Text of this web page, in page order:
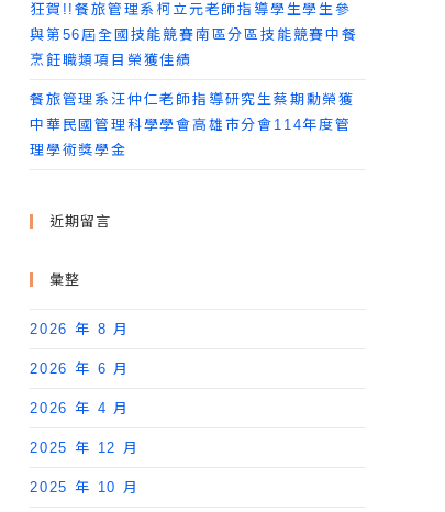
狂賀!!餐旅管理系柯立元老師指導學生學生參
與第56屆全國技能競賽南區分區技能競賽中餐
烹飪職類項目榮獲佳績
餐旅管理系汪仲仁老師指導研究生蔡期勳榮獲
中華民國管理科學學會高雄市分會114年度管
理學術獎學金
近期留言
彙整
2026 年 8 月
2026 年 6 月
2026 年 4 月
2025 年 12 月
2025 年 10 月